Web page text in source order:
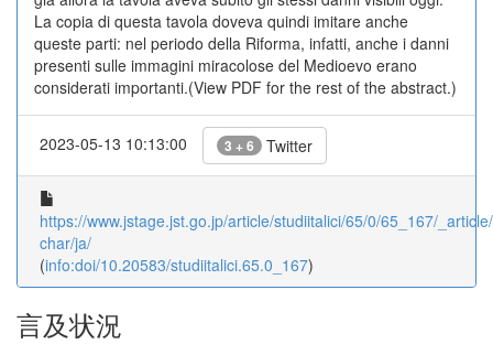
La copia di questa tavola doveva quindi imitare anche
queste parti: nel periodo della Riforma, infatti, anche i danni
presenti sulle immagini miracolose del Medioevo erano
considerati importanti.(View PDF for the rest of the abstract.)
2023-05-13 10:13:00 3 + 6 Twitter
https://www.jstage.jst.go.jp/article/studiitalici/65/0/65_167/
char/ja/
(info:doi/10.20583/studiitalici.65.0_167)
言及状況